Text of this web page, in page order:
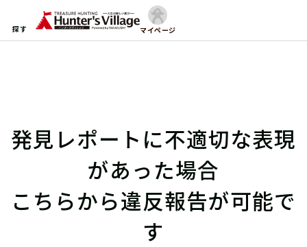
探す マイページ
発見レポートに不適切な表現
があった場合
こちらから違反報告が可能で
す